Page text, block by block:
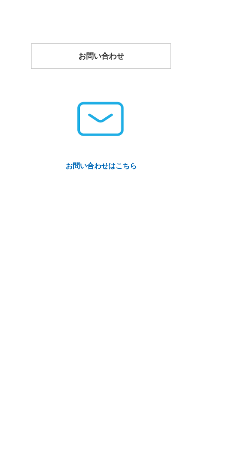
お問い合わせ
お問い合わせはこちら